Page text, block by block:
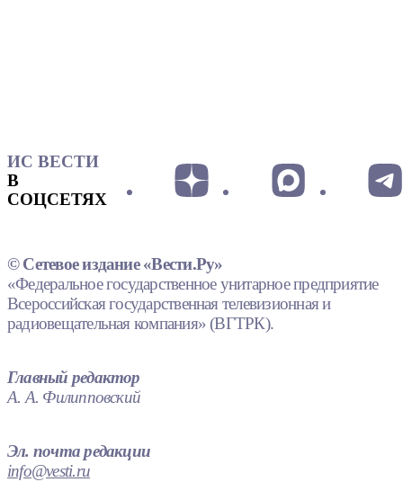
ИС ВЕСТИ
В
СОЦСЕТЯХ
© Сетевое издание «Вести.Ру»
«Федеральное государственное унитарное предприятие
Всероссийская государственная телевизионная и
радиовещательная компания» (ВГТРК).
Главный редактор
А. А. Филипповский
Эл. почта редакции
info@vesti.ru